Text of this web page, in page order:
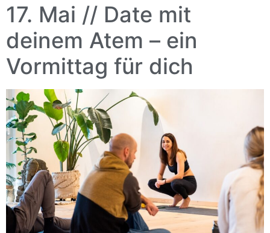
17. Mai // Date mit
deinem Atem – ein
Vormittag für dich